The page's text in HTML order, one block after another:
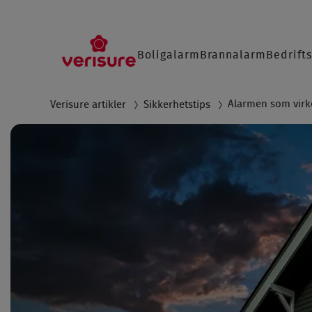
Main
Boligalarm Brannalarm
Breadcrumb
Verisure artikler Sikkerhetstips Alarmen som